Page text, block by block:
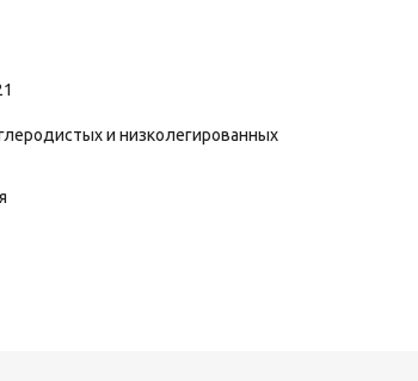
и низколегированных